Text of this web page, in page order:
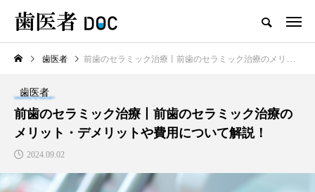
TOP
新着記事
歯医者
歯医者 前歯のセラミック治療丨前歯のセラミック治療のメリット・デメリットや費用について解説！
歯医者
前歯のセラミック治療丨前歯のセラミック治療の
メリット・デメリットや費用について解説！
2024.09.02